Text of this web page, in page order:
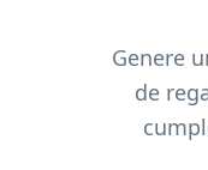
Genere
de